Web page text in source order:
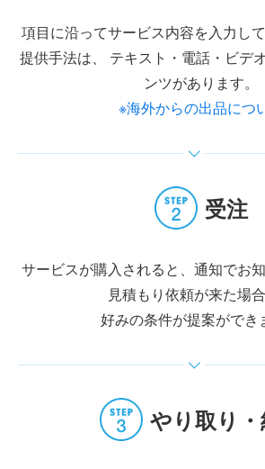
項目に沿ってサービス内容を入力し
提供手法は、 テキスト・電話・ビデ
ンツがあります。
※海外からの出品につ
受注
サービスが購入されると、通知でお
見積もり依頼が来た場合
好みの条件が提案ができ
やり取り